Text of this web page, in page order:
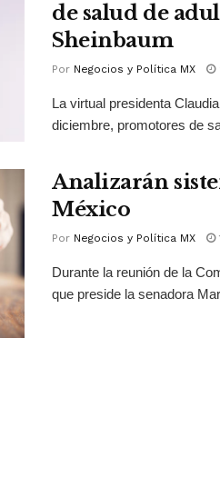
de salud de
Sheinbaum
Por Negocios y Política MX
La virtual presidenta
diciembre, promotores de
Analizarán
México
Por Negocios y Política MX
Durante la reunión de la
que preside la senadora